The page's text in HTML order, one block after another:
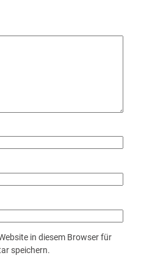
in diesem Browser für
speichern.